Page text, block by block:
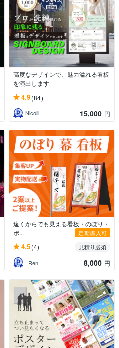
高度なデザインで、魅力溢れる看板
を演出します
4.9(84)
Nicolll 15,000 円
遠くからでも見える看板・のぼり・
ポ...
定期購入可
4.5(4)
見積り必須
_Ren__
8,000 円